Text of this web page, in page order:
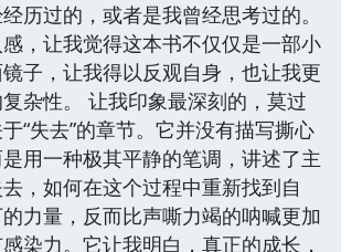
历过的，或者是我曾经思考过的。
，让我觉得这本书不仅仅是一部小
子，让我得以反观自身，也让我更
杂性。 让我印象最深刻的，莫过
“失去”的章节。它并没有描写撕心
用一种极其平静的笔调，讲述了主
，如何在这个过程中重新找到自
力量，反而比声嘶力竭的呐喊更加
染力。它让我明白，真正的成长，